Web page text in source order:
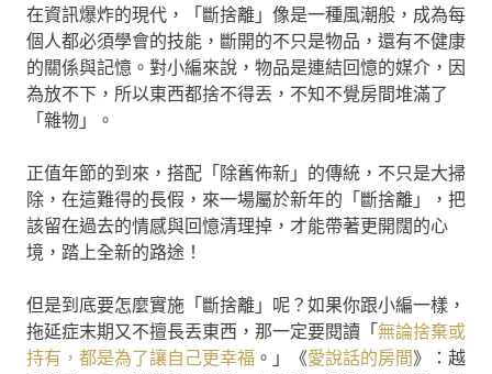
在資訊爆炸的現代，「斷捨離」像是一種風潮般，成為每
個人都必須學會的技能，斷開的不只是物品，還有不健康
的關係與記憶。對小編來說，物品是連結回憶的媒介，因
為放不下，所以東西都捨不得丟，不知不覺房間堆滿了
「雜物」。
正值年節的到來，搭配「除舊佈新」的傳統，不只是大掃
除，在這難得的長假，來一場屬於新年的「斷捨離」，把
該留在過去的情感與回憶清理掉，才能帶著更開闊的心
境，踏上全新的路途！
但是到底要怎麼實施「斷捨離」呢？如果你跟小編一樣，
拖延症末期又不擅長丟東西，那一定要閱讀 「 無論捨棄或
持有，都是為了讓自己更幸福 。」《愛說話的房間》：越